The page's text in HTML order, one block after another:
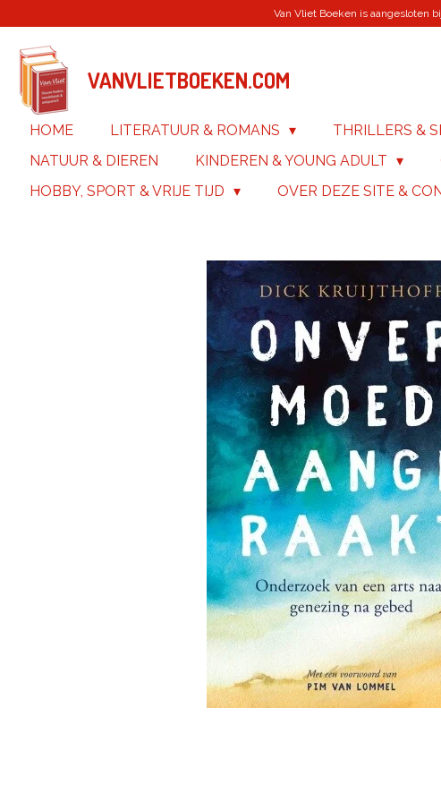
naar
hoofdinhoud
Van Vliet Boeken is aangesloten
VANVLIETBOEKEN.COM
HOME LITERATUUR & ROMANS THRILLERS &
NATUUR & DIEREN
KINDEREN & YOUNG ADULT
HOBBY, SPORT & VRIJE TIJD
OVER DEZE SITE &